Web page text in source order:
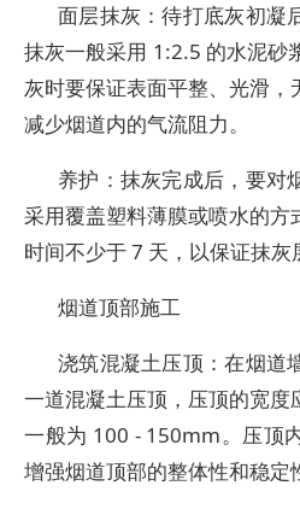
面层抹灰：待打底灰初凝
抹灰一般采用 1:2.5 的水泥砂
灰时要保证表面平整、光滑
减少烟道内的气流阻力。
养护：抹灰完成后，要对
采用覆盖塑料薄膜或喷水的方
时间不少于 7 天，以保证抹灰
烟道顶部施工
浇筑混凝土压顶：在烟道
一道混凝土压顶，压顶的宽
一般为 100 - 150mm。压顶
增强烟道顶部的整体性和稳定